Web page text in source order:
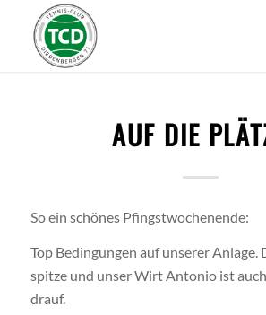
AUF DIE
So ein schönes Pfingstwochenende:
Top Bedingungen auf unserer Anlage.
spitze und unser Wirt Antonio ist
drauf.